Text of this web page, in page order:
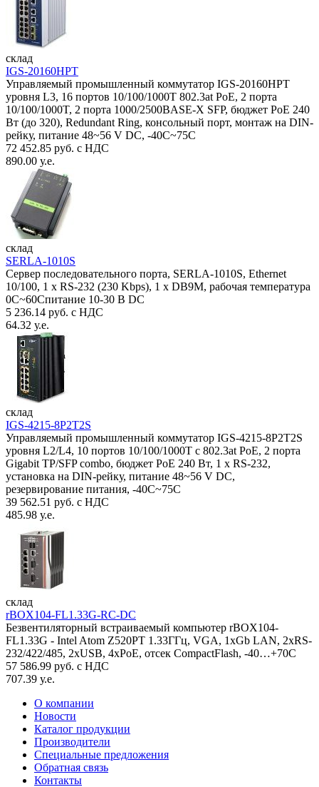
склад
IGS-20160HPT
Управляемый промышленный коммутатор IGS-20160HPT
уровня L3, 16 портов 10/100/1000T 802.3at PoE, 2 порта
10/100/1000T, 2 порта 1000/2500BASE-X SFP, бюджет PoE 240
Вт (до 320), Redundant Ring, консольный порт, монтаж на DIN-
рейку, питание 48~56 V DC, -40С~75C
72 452.85 руб. с НДС
890.00 у.е.
склад
SERLA-1010S
Сервер последовательного порта, SERLA-1010S, Ethernet
10/100, 1 x RS-232 (230 Kbps), 1 x DB9M, рабочая температура
0C~60Спитание 10-30 В DC
5 236.14 руб. с НДС
64.32 у.е.
склад
IGS-4215-8P2T2S
Управляемый промышленный коммутатор IGS-4215-8P2T2S
уровня L2/L4, 10 портов 10/100/1000T с 802.3at PoE, 2 порта
Gigabit TP/SFP combo, бюджет PoE 240 Вт, 1 x RS-232,
установка на DIN-рейку, питание 48~56 V DC,
резервирование питания, -40С~75C
39 562.51 руб. с НДС
485.98 у.е.
склад
rBOX104-FL1.33G-RC-DC
Безвентиляторный встраиваемый компьютер rBOX104-
FL1.33G - Intel Atom Z520PT 1.33ГГц, VGA, 1xGb LAN, 2xRS-
232/422/485, 2xUSB, 4xPoE, отсек CompactFlash, -40…+70C
57 586.99 руб. с НДС
707.39 у.е.
О компании
Новости
Каталог продукции
Производители
Специальные предложения
Обратная связь
Контакты